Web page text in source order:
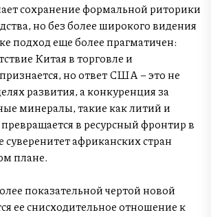
сохранение формальной риторики
но без более широкого видения
подход еще более прагматичен:
Китая в торговле и
но ответ США – это не
развития, а конкуренция за
минералы, такие как литий и
в ресурсный фронтир в
суверенитет африканских стран
плане.
показательной чертой новой
ее снисходительное отношение к